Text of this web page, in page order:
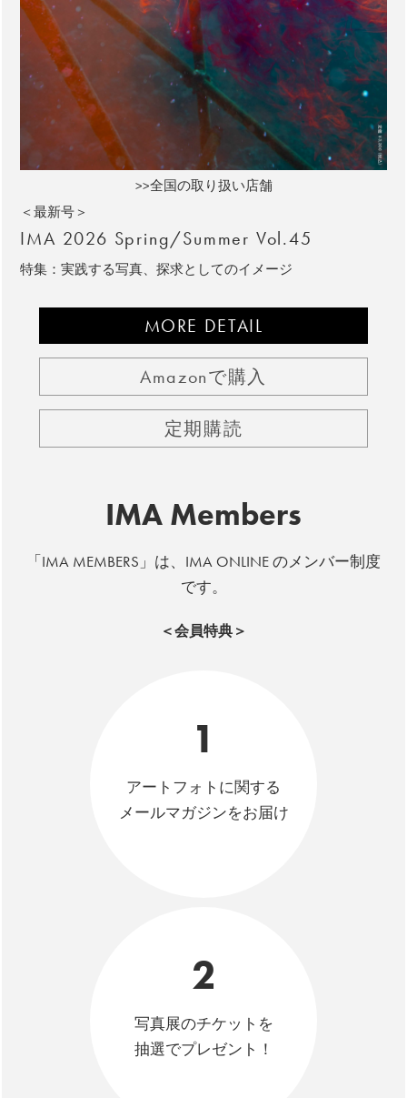
>>全国の取り扱い店舗
＜最新号＞
IMA 2026 Spring/Summer Vol.45
特集：実践する写真、探求としてのイメージ
MORE DETAIL
Amazonで購入
定期購読
IMA Members
「IMA MEMBERS」は、IMA ONLINE のメンバー制度
です。
＜会員特典＞
1
アートフォトに関する
メールマガジンをお届け
2
写真展のチケットを
抽選でプレゼント！